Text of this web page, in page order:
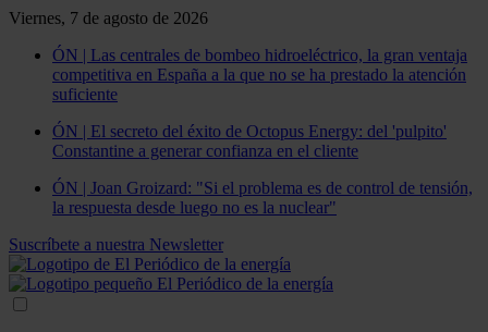
Viernes, 7 de agosto de 2026
ÓN | Las centrales de bombeo hidroeléctrico, la gran ventaja
competitiva en España a la que no se ha prestado la atención
suficiente
ÓN | El secreto del éxito de Octopus Energy: del 'pulpito'
Constantine a generar confianza en el cliente
ÓN | Joan Groizard: "Si el problema es de control de tensión,
la respuesta desde luego no es la nuclear"
Suscríbete a nuestra Newsletter